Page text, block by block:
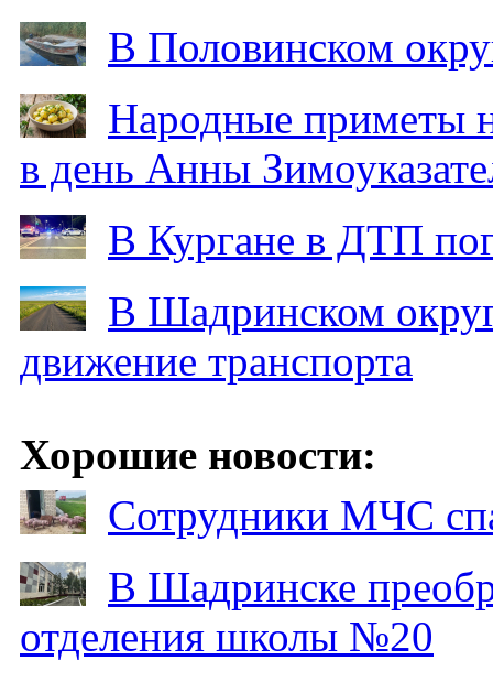
В Половинском
Народные приметы
в день Анны
В Кургане в ДТП
В Шадринском
движение транспорта
Хорошие новости:
Сотрудники МЧС
В Шадринске
отделения школы №20